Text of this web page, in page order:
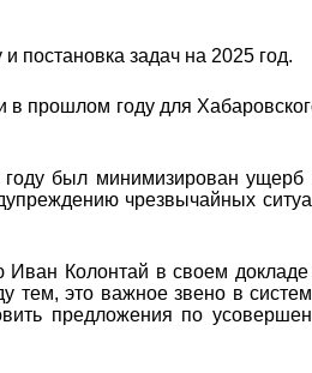
постановка задач на 2025 год.
прошлом году для
был минимизирован
чрезвычайных
Колонтай в своем
тем, это важное звено в
предложения по